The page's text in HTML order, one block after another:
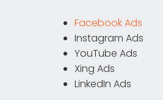
Facebook Ads
Instagram Ads
YouTube Ads
Xing Ads
LinkedIn Ads